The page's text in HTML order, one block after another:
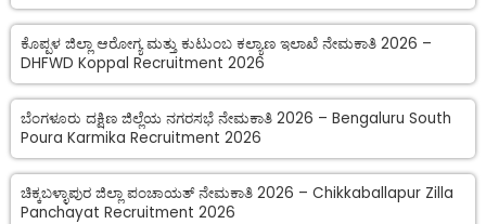
ಕೊಪ್ಪಳ ಜಿಲ್ಲಾ ಆರೋಗ್ಯ ಮತ್ತು ಕುಟುಂಬ ಕಲ್ಯಾಣ ಇಲಾಖೆ ನೇಮಕಾತಿ 2026 –
DHFWD Koppal Recruitment 2026
ಬೆಂಗಳೂರು ದಕ್ಷಿಣ ಜಿಲ್ಲೆಯ ನಗರಸಭೆ ನೇಮಕಾತಿ 2026 – Bengaluru South
Poura Karmika Recruitment 2026
ಚಿಕ್ಕಬಳ್ಳಾಪುರ ಜಿಲ್ಲಾ ಪಂಚಾಯತ್ ನೇಮಕಾತಿ 2026 – Chikkaballapur Zilla
Panchayat Recruitment 2026